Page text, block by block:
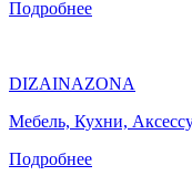
Подробнее
DIZAINAZONA
Мебель, Кухни,
Подробнее